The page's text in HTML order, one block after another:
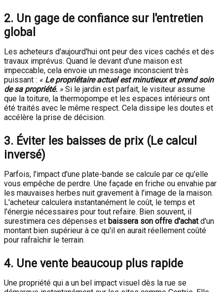
2. Un gage de confiance sur l'entretien
global
Les acheteurs d'aujourd'hui ont peur des vices cachés et des
travaux imprévus. Quand le devant d'une maison est
impeccable, cela envoie un message inconscient très
puissant : « Le propriétaire actuel est minutieux et prend soin
de sa propriété. » Si le jardin est parfait, le visiteur assume
que la toiture, la thermopompe et les espaces intérieurs ont
été traités avec le même respect. Cela dissipe les doutes et
accélère la prise de décision.
3. Éviter les baisses de prix (Le calcul
inversé)
Parfois, l'impact d'une plate-bande se calcule par ce qu'elle
vous empêche de perdre. Une façade en friche ou envahie par
les mauvaises herbes nuit gravement à l'image de la maison.
L'acheteur calculera instantanément le coût, le temps et
l'énergie nécessaires pour tout refaire. Bien souvent, il
surestimera ces dépenses et baissera son offre d'achatd'un
montant bien supérieur à ce qu'il en aurait réellement coûté
pour rafraîchir le terrain.
4. Une vente beaucoup plus rapide
Une propriété qui a un bel impact visuel dès la rue se